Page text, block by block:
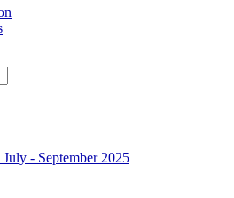
- September 2025